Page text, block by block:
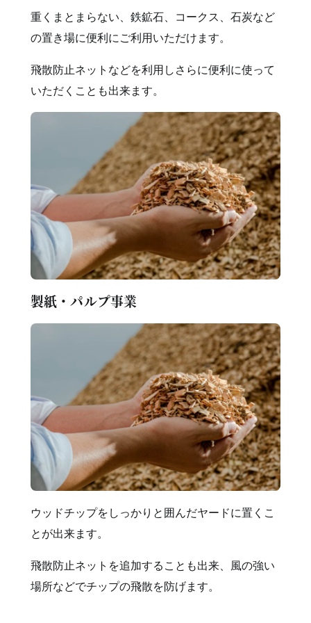
重くまとまらない、鉄鉱石、コークス、石炭など
の置き場に便利にご利用いただけます。
飛散防止ネットなどを利用しさらに便利に使って
いただくことも出来ます。
製紙・パルプ事業
ウッドチップをしっかりと囲んだヤードに置くこ
とが出来ます。
飛散防止ネットを追加することも出来、風の強い
場所などでチップの飛散を防げます。